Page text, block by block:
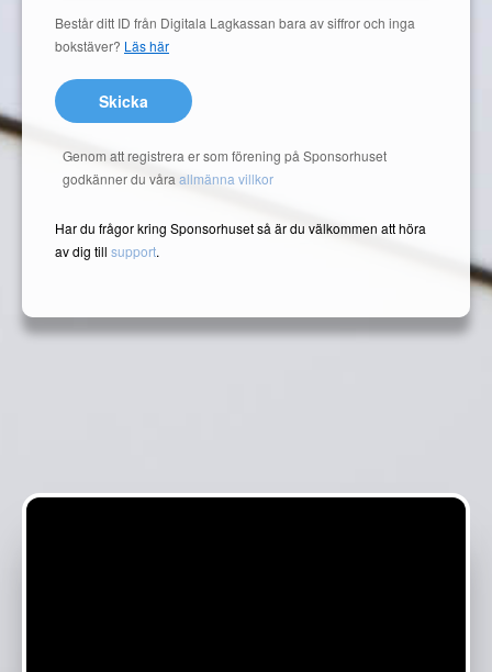
Består ditt ID från Digitala Lagkassan bara av siffror och inga
bokstäver? Läs här
Skicka
Genom att registrera er som förening på Sponsorhuset
godkänner du våra allmänna villkor
Har du frågor kring Sponsorhuset så är du välkommen att höra
av dig till support.